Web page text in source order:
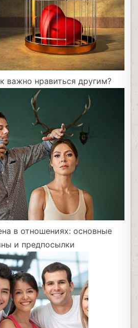
важно нравиться другим?
в отношениях: основные
и предпосылки